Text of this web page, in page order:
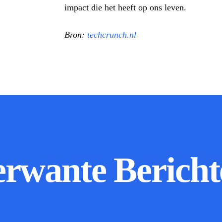
impact die het heeft op ons leven.
Bron: techcrunch.nl